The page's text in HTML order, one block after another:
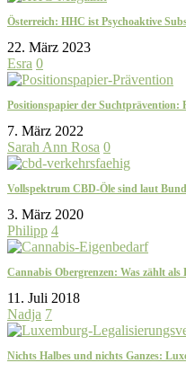
Österreich: HHC ist Psychoaktive
22. März 2023
Esra 0
Positionspapier der Suchtprävention:
7. März 2022
Sarah Ann Rosa 0
Vollspektrum CBD-Öle sind laut
3. März 2020
Philipp 4
Cannabis Obergrenzen: Was zählt
11. Juli 2018
Nadja 7
Nichts Halbes und nichts Ganzes: